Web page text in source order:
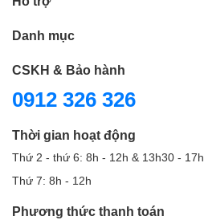
Danh mục
CSKH & Bảo hành
0912 326 326
Thời gian hoạt động
Thứ 2 - thứ 6: 8h - 12h & 13h30 - 17h
Thứ 7: 8h - 12h
Phương thức thanh toán